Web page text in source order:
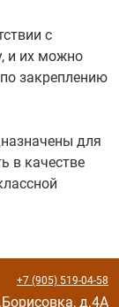
с
и их можно
закреплению
для
в качестве
+7 (905) 519-04-58
д.4А